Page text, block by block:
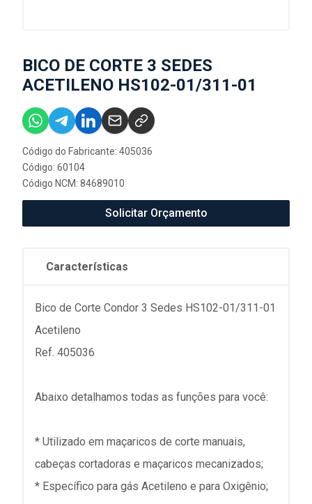
BICO DE CORTE 3 SEDES
ACETILENO HS102-01/311-01
Código do Fabricante: 405036
Código: 60104
Código NCM: 84689010
Solicitar Orçamento
Características
Bico de Corte Condor 3 Sedes HS102-01/311-01
Acetileno
Ref. 405036
Abaixo detalhamos todas as funções para você:
* Utilizado em maçaricos de corte manuais,
cabeças cortadoras e maçaricos mecanizados;
* Específico para gás Acetileno e para Oxigênio;